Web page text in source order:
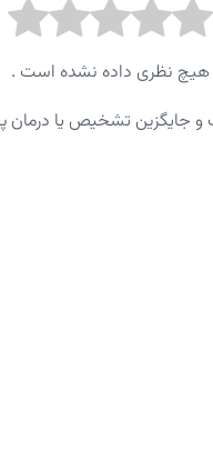
هیچ نظری داده نشده است .
جایگزین تشخیص یا